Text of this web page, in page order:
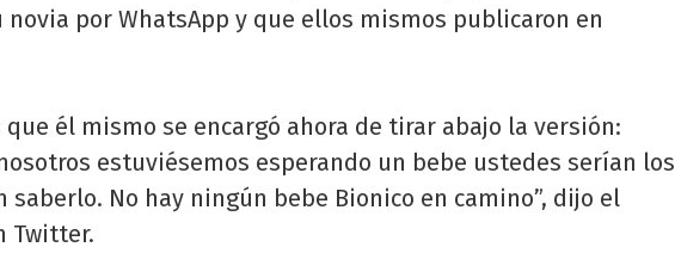
novia por WhatsApp y que ellos mismos publicaron en
que él mismo se encargó ahora de tirar abajo la versión:
estuviésemos esperando un bebe ustedes serían los
saberlo. No hay ningún bebe Bionico en camino”, dijo el
Twitter.